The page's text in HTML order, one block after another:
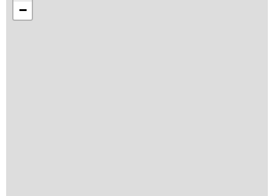
−